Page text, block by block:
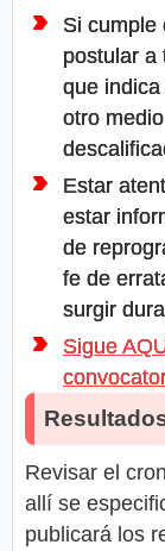
Si cumple
postular a
que
otro
Estar
estar
de
fe de
surgir
Sigue
Revisar el
allí se
publicará los